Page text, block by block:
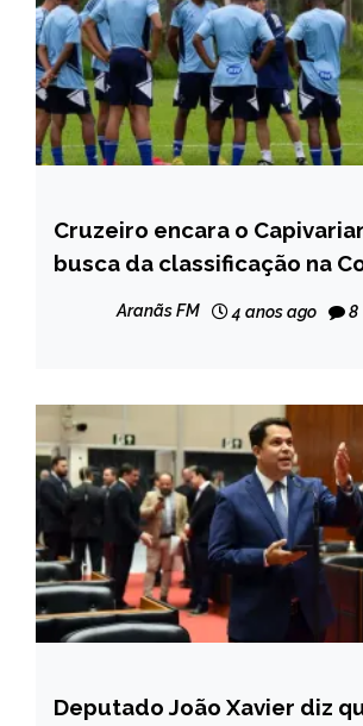
ESPORTES
Cruzeiro encara o
busca da classificação na
Aranãs FM 4 anos ago 8
ESPORTES
Deputado João Xavier diz